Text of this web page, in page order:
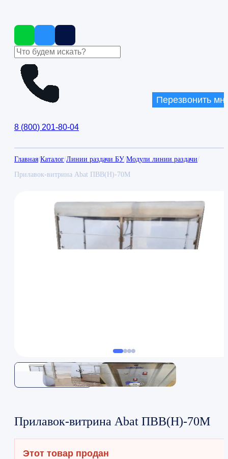
8 (800) 201-80-04
Перезвонить
Главная/Каталог/Линии раздачи БУ/Модули линии раздачи/
Прилавок-витрина Abat ПВВ(Н)-70М
Прилавок-витрина Abat ПВВ(Н)-70М
Этот товар продан